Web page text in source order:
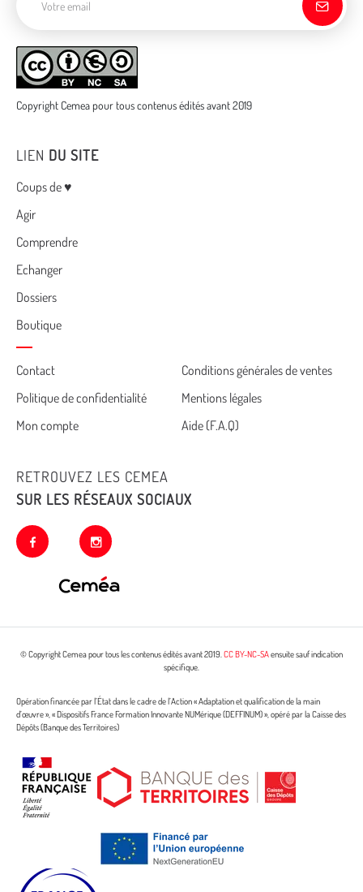
Copyright Cemea pour tous contenus édités avant 2019
LIEN DU SITE
Menu
Coups de ♥
Agir
Comprendre
Echanger
Dossiers
Boutique
Cemea
footer
Contact
Conditions générales de ventes
Politique de confidentialité
Mentions légales
Mon compte
Aide (F.A.Q)
RETROUVEZ LES CEMEA
SUR LES RÉSEAUX SOCIAUX
facebook instagram
© Copyright Cemea pour tous les contenus édités avant 2019.CC BY-NC-SAensuite sauf indication
spécifique.
Opération financée par l’État dans le cadre de l’Action « Adaptation et qualification de la main
d’œuvre », « Dispositifs France Formation Innovante NUMérique (DEFFINUM) », opéré par la Caisse des
Dépôts (Banque des Territoires)